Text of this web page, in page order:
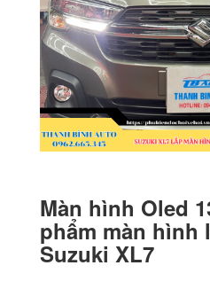
Màn hình Oled
phẩm màn hình
Suzuki XL7